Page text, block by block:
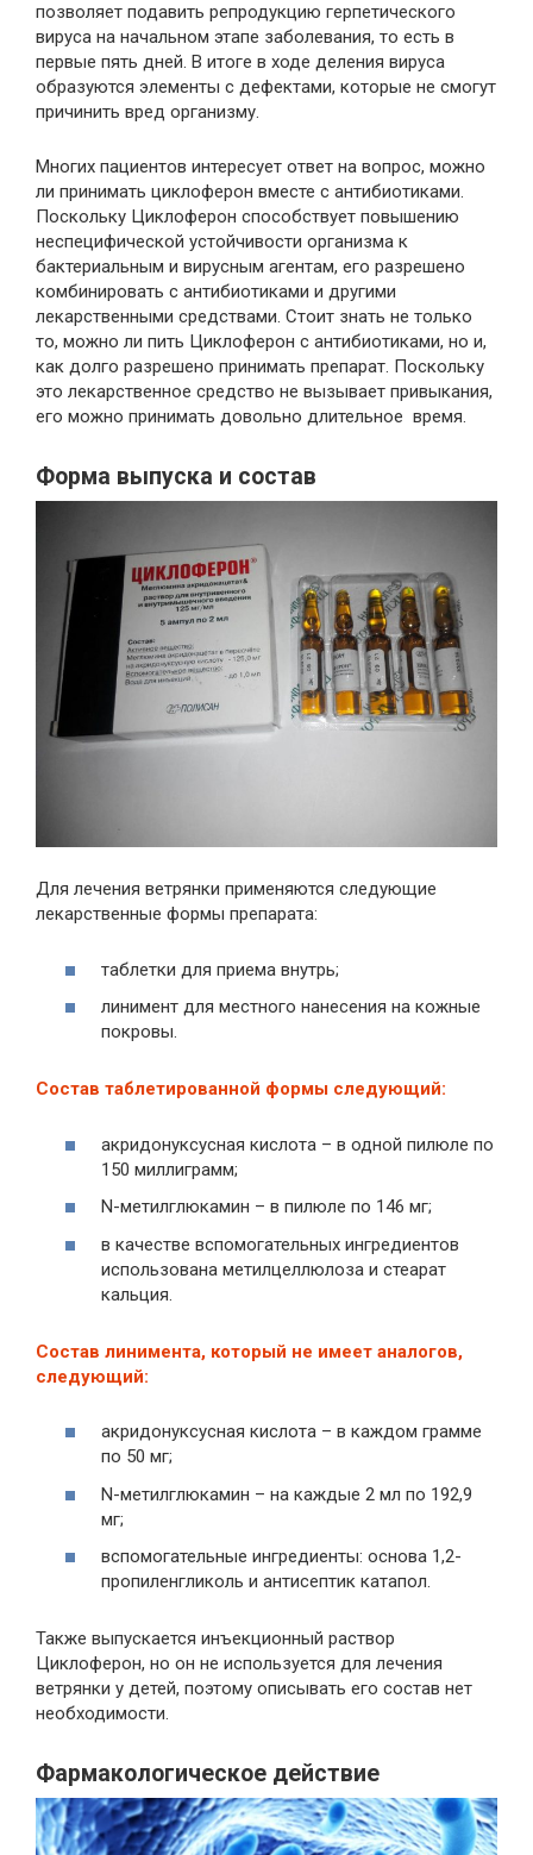
позволяет подавить репродукцию герпетического
вируса на начальном этапе заболевания, то есть в
первые пять дней. В итоге в ходе деления вируса
образуются элементы с дефектами, которые не смогут
причинить вред организму.
Многих пациентов интересует ответ на вопрос, можно
ли принимать циклоферон вместе с антибиотиками.
Поскольку Циклоферон способствует повышению
неспецифической устойчивости организма к
бактериальным и вирусным агентам, его разрешено
комбинировать с антибиотиками и другими
лекарственными средствами. Стоит знать не только
то, можно ли пить Циклоферон с антибиотиками, но и,
как долго разрешено принимать препарат. Поскольку
это лекарственное средство не вызывает привыкания,
его можно принимать довольно длительное время.
Форма выпуска и состав
Для лечения ветрянки применяются следующие
лекарственные формы препарата:
таблетки для приема внутрь;
линимент для местного нанесения на кожные
покровы.
Состав таблетированной формы следующий:
акридонуксусная кислота – в одной пилюле по
150 миллиграмм;
N-метилглюкамин – в пилюле по 146 мг;
в качестве вспомогательных ингредиентов
использована метилцеллюлоза и стеарат
кальция.
Состав линимента, который не имеет аналогов,
следующий:
акридонуксусная кислота – в каждом грамме
по 50 мг;
N-метилглюкамин – на каждые 2 мл по 192,9
мг;
вспомогательные ингредиенты: основа 1,2-
пропиленгликоль и антисептик катапол.
Также выпускается инъекционный раствор
Циклоферон, но он не используется для лечения
ветрянки у детей, поэтому описывать его состав нет
необходимости.
Фармакологическое действие